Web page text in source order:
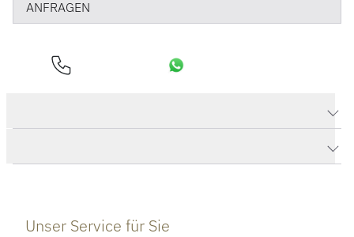
ANFRAGEN
Unser Service für Sie